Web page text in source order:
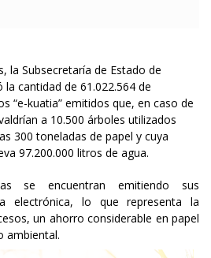
la Subsecretaría de Estado de
la cantidad de 61.022.564 de
“e-kuatia” emitidos que, en caso de
a 10.500 árboles utilizados
300 toneladas de papel y cuya
97.200.000 litros de agua.
se encuentran emitiendo sus
electrónica, lo que representa la
un ahorro considerable en papel
ambiental.